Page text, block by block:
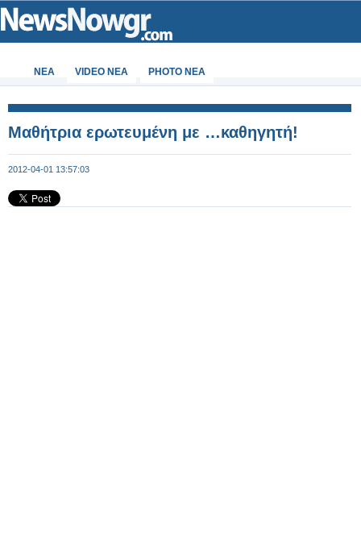
ΝΕΑ VIDEO NEA PHOTO NEA
Μαθήτρια ερωτευμένη με …καθηγητή!
2012-04-01 13:57:03